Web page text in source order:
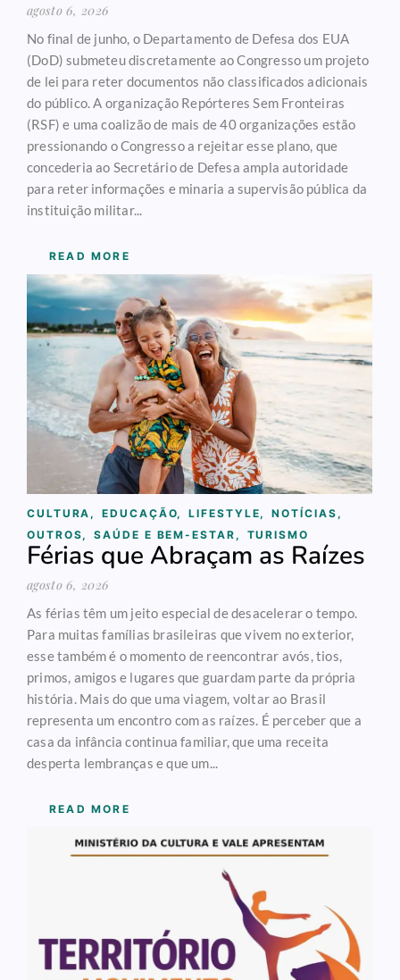
agosto 6, 2026
No final de junho, o Departamento de Defesa dos EUA
(DoD) submeteu discretamente ao Congresso um projeto
de lei para reter documentos não classificados adicionais
do público. A organização Repórteres Sem Fronteiras
(RSF) e uma coalizão de mais de 40 organizações estão
pressionando o Congresso a rejeitar esse plano, que
concederia ao Secretário de Defesa ampla autoridade
para reter informações e minaria a supervisão pública da
instituição militar...
READ MORE
CULTURA , EDUCAÇÃO, LIFESTYLE, NOTÍCIAS ,
OUTROS, SAÚDE E BEM-ESTAR , TURISMO
Férias que Abraçam as Raízes
agosto 6, 2026
As férias têm um jeito especial de desacelerar o tempo.
Para muitas famílias brasileiras que vivem no exterior,
esse também é o momento de reencontrar avós, tios,
primos, amigos e lugares que guardam parte da própria
história. Mais do que uma viagem, voltar ao Brasil
representa um encontro com as raízes. É perceber que a
casa da infância continua familiar, que uma receita
desperta lembranças e que um...
READ MORE